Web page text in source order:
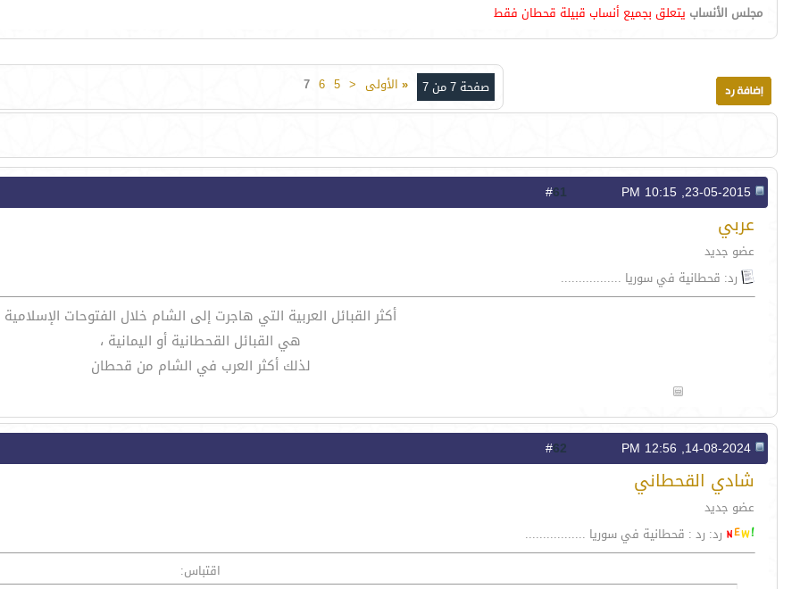
مجلس الأنساب يتعلق بجميع أنساب قبيلة قحطان فقط
صفحة 7 من 7 « الأولى <
5
6
7
61
عربي
عضو جديد
رد: قحطانية في سوريا .................
أكثر القبائل العربية التي هاجرت إلى الشام خلال الفتوحات الإسلامية
هي القبائل القحطانية أو اليمانية ،
لذلك أكثر العرب في الشام من قحطان
62
شادي القحطاني
عضو جديد
رد: رد : قحطانية في سوريا .................
اقتباس: